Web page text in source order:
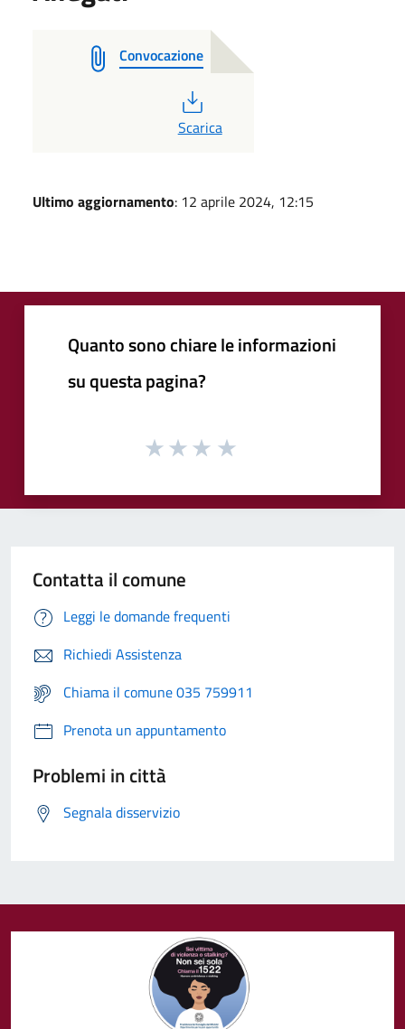
Convocazione
PDF
Scarica
Ultimo aggiornamento: 12 aprile 2024, 12:15
Quanto sono chiare le informazioni
su questa pagina?
Contatta il comune
Leggi le domande frequenti
Richiedi Assistenza
Chiama il comune 035 759911
Prenota un appuntamento
Problemi in città
Segnala disservizio